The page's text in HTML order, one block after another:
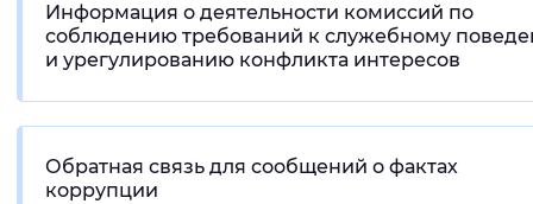
Информация о деятельности комиссий по
соблюдению требований к служебному
и урегулированию конфликта интересов
Обратная связь для сообщений о фактах
коррупции